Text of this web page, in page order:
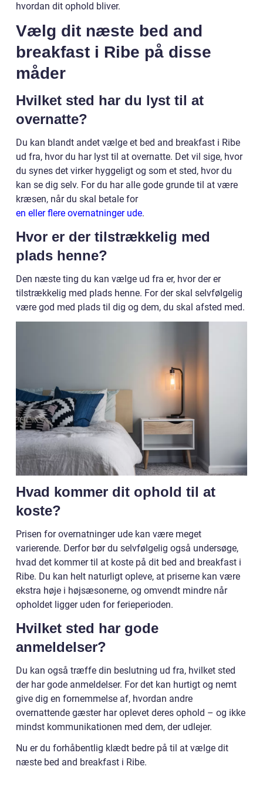
hvordan dit ophold bliver.
Vælg dit næste bed and
breakfast i Ribe på disse
måder
Hvilket sted har du lyst til at
overnatte?
Du kan blandt andet vælge et bed and breakfast i Ribe
ud fra, hvor du har lyst til at overnatte. Det vil sige, hvor
du synes det virker hyggeligt og som et sted, hvor du
kan se dig selv. For du har alle gode grunde til at være
kræsen, når du skal betale for
en eller flere overnatninger ude.
Hvor er der tilstrækkelig med
plads henne?
Den næste ting du kan vælge ud fra er, hvor der er
tilstrækkelig med plads henne. For der skal selvfølgelig
være god med plads til dig og dem, du skal afsted med.
Hvad kommer dit ophold til at
koste?
Prisen for overnatninger ude kan være meget
varierende. Derfor bør du selvfølgelig også undersøge,
hvad det kommer til at koste på dit bed and breakfast i
Ribe. Du kan helt naturligt opleve, at priserne kan være
ekstra høje i højsæsonerne, og omvendt mindre når
opholdet ligger uden for ferieperioden.
Hvilket sted har gode
anmeldelser?
Du kan også træffe din beslutning ud fra, hvilket sted
der har gode anmeldelser. For det kan hurtigt og nemt
give dig en fornemmelse af, hvordan andre
overnattende gæster har oplevet deres ophold – og ikke
mindst kommunikationen med dem, der udlejer.
Nu er du forhåbentlig klædt bedre på til at vælge dit
næste bed and breakfast i Ribe.